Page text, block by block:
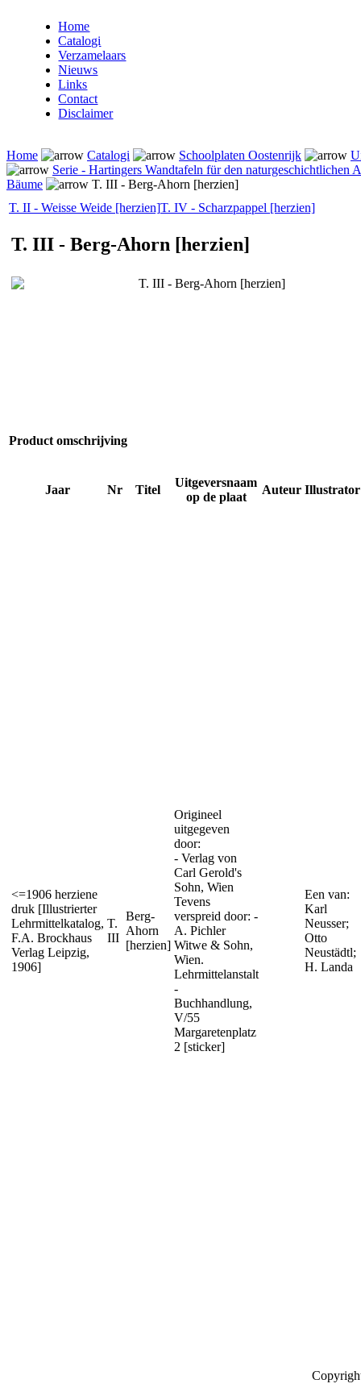
Home
Catalogi
Verzamelaars
Nieuws
Links
Contact
Disclaimer
Home Catalogi Schoolplaten Oostenrijk
Serie - Hartingers Wandtafeln für den naturgeschichtlichen
Bäume
T. III - Berg-Ahorn [herzien]
T. II - Weisse Weide [herzien]T. IV - Scharzpappel [herzien]
T. III - Berg-Ahorn [herzien]
T. III - Berg-Ahorn [herzien]
Product omschrijving
Jaar Nr Titel
Uitgeversnaam
op de plaat
Auteur Illustrator
<=1906 herziene
druk [Illustrierter
Lehrmittelkatalog,
F.A. Brockhaus
Verlag Leipzig,
1906]
T.
III
Berg-
Ahorn
[herzien]
Origineel
uitgegeven
door:
- Verlag von
Carl Gerold's
Sohn, Wien
Tevens
verspreid door: -
A. Pichler
Witwe & Sohn,
Wien.
Lehrmittelanstalt
-
Buchhandlung,
V/55
Margaretenplatz
2 [sticker]
Een van:
Karl
Neusser;
Otto
Neustädtl;
H. Landa